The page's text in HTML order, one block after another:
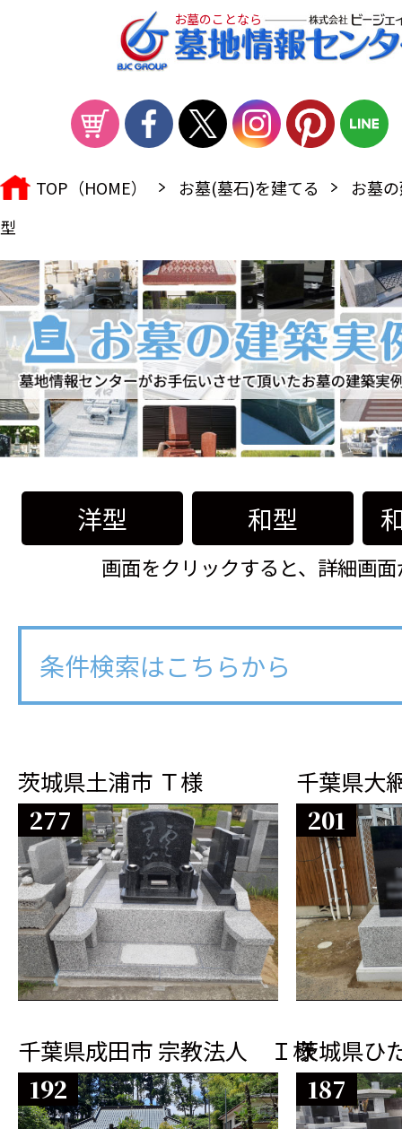
お墓のことなら
TOP（HOME） お墓(墓石)を建てる
お墓
型
洋型 和型
画面をクリックすると、詳細画
条件検索はこちらから
277
茨城県土浦市 Ｔ様
201
千葉県大
192
千葉県成田市 宗教法人 Ｉ様
187
茨城県ひ